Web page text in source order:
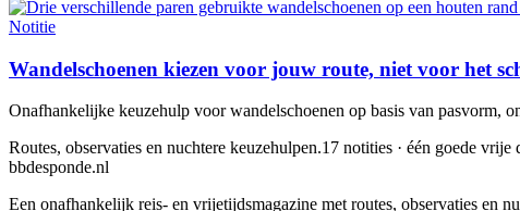
Notitie
Wandelschoenen kiezen voor jouw route, niet voor het
Onafhankelijke keuzehulp voor wandelschoenen op basis van pasvorm,
Routes, observaties en nuchtere keuzehulpen.17 notities · één goede vrije
bbdesponde.nl
Een onafhankelijk reis- en vrijetijdsmagazine met routes, observaties en